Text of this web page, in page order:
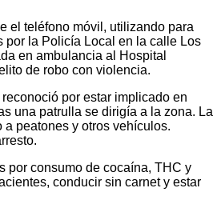
el teléfono móvil, utilizando para
por la Policía Local en la calle Los
en ambulancia al Hospital
de robo con violencia.
por estar implicado en
una patrulla se dirigía a la zona. La
peatones y otros vehículos.
por consumo de cocaína, THC y
conducir sin carnet y estar